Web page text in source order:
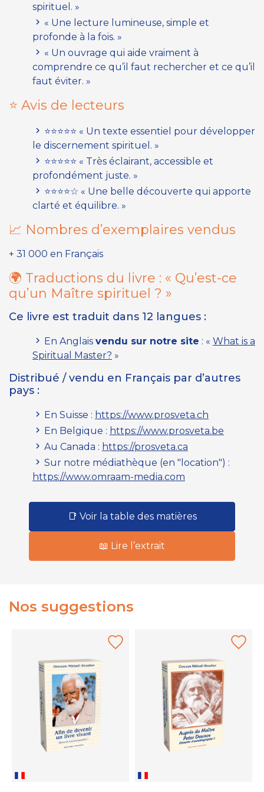
spirituel. »
« Une lecture lumineuse, simple et
profonde à la fois. »
« Un ouvrage qui aide vraiment à
comprendre ce qu’il faut rechercher et ce qu’il
faut éviter. »
⭐ Avis de lecteurs
⭐⭐⭐⭐⭐ « Un texte essentiel pour développer
le discernement spirituel. »
⭐⭐⭐⭐⭐ « Très éclairant, accessible et
profondément juste. »
⭐⭐⭐⭐☆ « Une belle découverte qui apporte
clarté et équilibre. »
📈 Nombres d’exemplaires vendus
+ 31 000 en Français
🌍 Traductions du livre : « Qu’est-ce
qu’un Maître spirituel ? »
Ce livre est traduit dans 12 langues :
En Anglais vendu sur notre site : « What is a
Spiritual Master? »
Distribué / vendu en Français par d’autres
pays :
En Suisse : https://www.prosveta.ch
En Belgique : https://www.prosveta.be
Au Canada : https://prosveta.ca
Sur notre médiathèque (en "location") :
https://www.omraam-media.com
📑 Voir la table des matières
📖 Lire l’extrait
Nos suggestions